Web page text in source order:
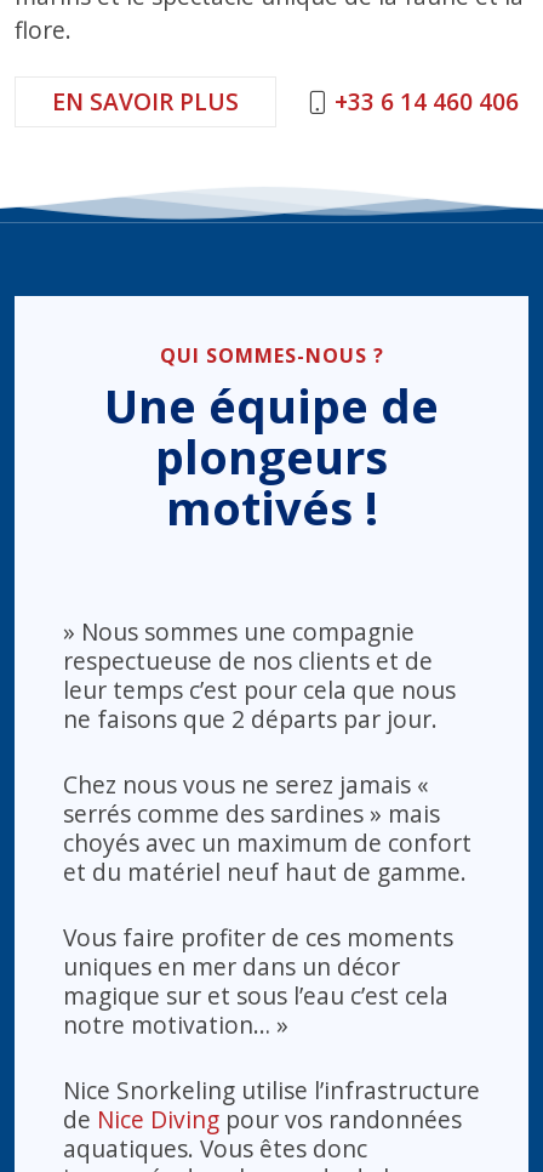
flore.
EN SAVOIR PLUS +33 6 14 460 406
QUI SOMMES-NOUS ?
Une équipe de
plongeurs
motivés !
» Nous sommes une compagnie
respectueuse de nos clients et de
leur temps c’est pour cela que nous
ne faisons que 2 départs par jour.
Chez nous vous ne serez jamais «
serrés comme des sardines » mais
choyés avec un maximum de confort
et du matériel neuf haut de gamme.
Vous faire profiter de ces moments
uniques en mer dans un décor
magique sur et sous l’eau c’est cela
notre motivation… »
Nice Snorkeling utilise l’infrastructure
de Nice Diving pour vos randonnées
aquatiques. Vous êtes donc